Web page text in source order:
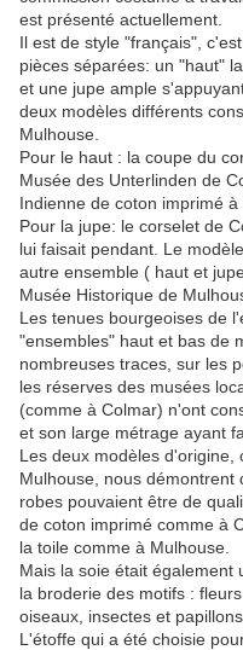
est présenté actuellement.
Il est de style "français",
pièces séparées: un "haut"
et une jupe ample
deux modèles différents
Mulhouse.
Pour le haut : la coupe du
Musée des Unterlinden de
Indienne de coton imprimé à
Pour la jupe: le corselet de
lui faisait pendant. Le
autre ensemble ( haut et
Musée Historique de
Les tenues bourgeoises de
"ensembles" haut et bas de
nombreuses traces, sur les
les réserves des musées
(comme à Colmar) n'ont
et son large métrage ayant
Les deux modèles d'origine,
Mulhouse, nous démontrent
robes pouvaient être de
de coton imprimé comme à
la toile comme à Mulhouse.
Mais la soie était également
la broderie des motifs :
oiseaux, insectes et
L'étoffe qui a été choisie